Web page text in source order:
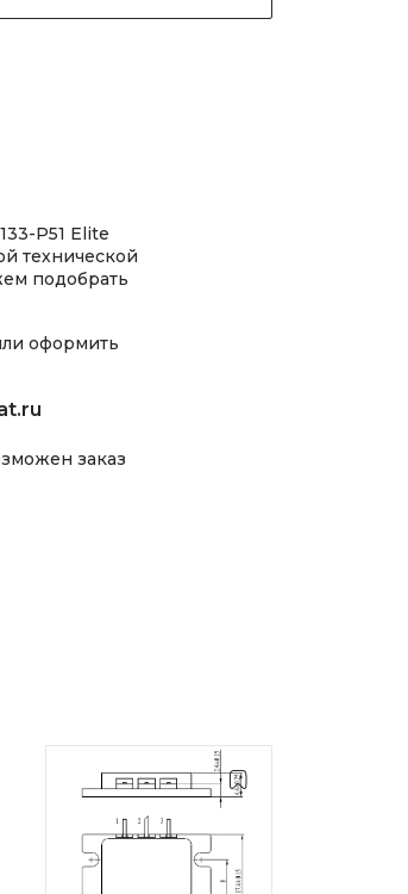
P51 Elite
технической
подобрать
оформить
заказ